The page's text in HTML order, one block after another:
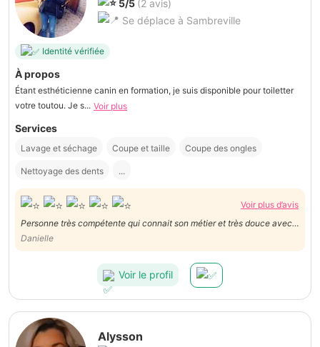
5/5 (2 avis)
Se déplace à Sambreville
Identité vérifiée
À propos
Étant esthéticienne canin en formation, je suis disponible pour toiletter
votre toutou. Je s... Voir plus
Services
Lavage et séchage Coupe et taille Coupe des ongles
Nettoyage des dents ...
Voir plus d’avis
Personne très compétente qui connait son métier et très douce avec
notre chien.
Danielle
Voir le profil
Alysson